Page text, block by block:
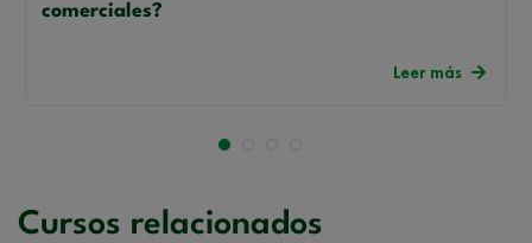
comerciales?
Leer más
Cursos relacionados